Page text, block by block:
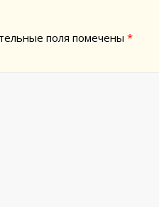
поля помечены *